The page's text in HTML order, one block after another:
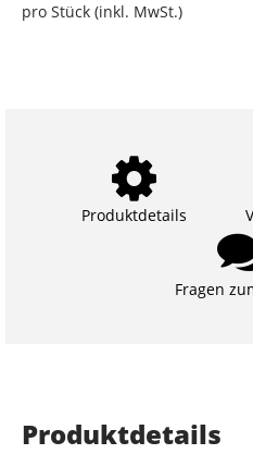
pro Stück (inkl. MwSt.)
Produktdetails
Fragen
Produktdetails